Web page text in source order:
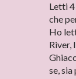
Letti 4
che
Ho
River,
se,